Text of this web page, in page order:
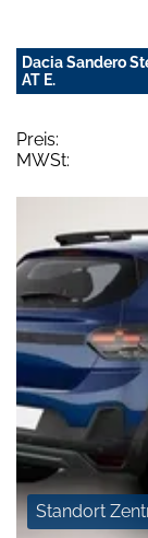
Dacia Sandero
AT E.
Preis:
MWSt:
Standort